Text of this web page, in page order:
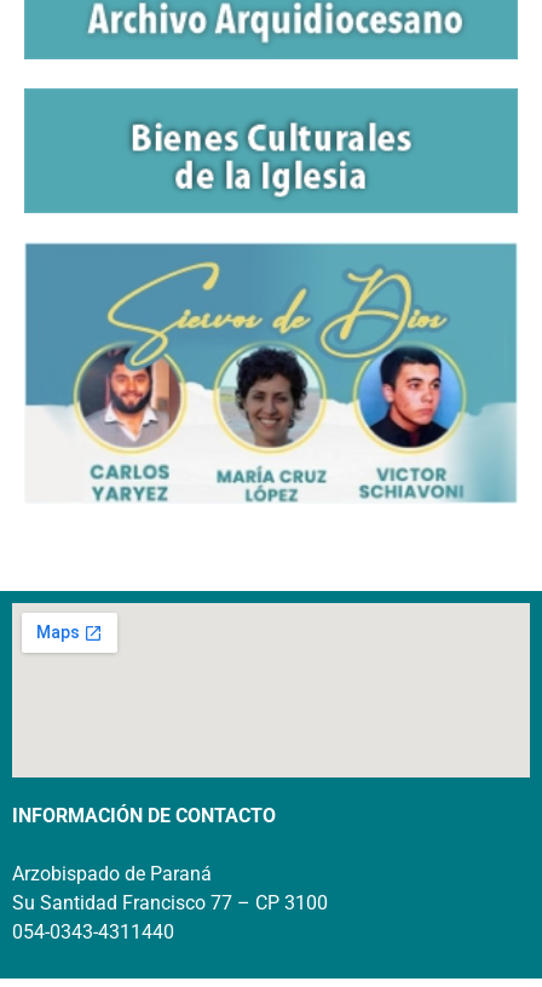
INFORMACIÓN DE CONTACTO
Arzobispado de Paraná
Su Santidad Francisco 77 – CP 3100
054-0343-4311440